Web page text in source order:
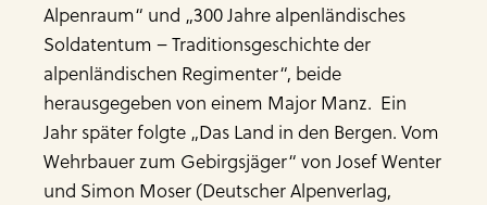
Alpenraum“ und „300 Jahre alpenländisches
Soldatentum – Traditionsgeschichte der
alpenländischen Regimenter“, beide
herausgegeben von einem Major Manz. Ein
Jahr später folgte „Das Land in den Bergen. Vom
Wehrbauer zum Gebirgsjäger“ von Josef Wenter
und Simon Moser (Deutscher Alpenverlag,